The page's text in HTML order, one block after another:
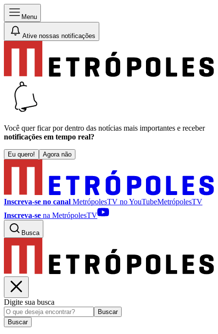
Menu
Ative nossas notificações
Você quer ficar por dentro das notícias mais importantes e receber
notificações em tempo real?
Eu quero! Agora não
Inscreva-se no canal MetrópolesTV noYouTubeMetrópolesTV
Inscreva-se na MetrópolesTV
Busca
Digite sua busca
Buscar
Buscar